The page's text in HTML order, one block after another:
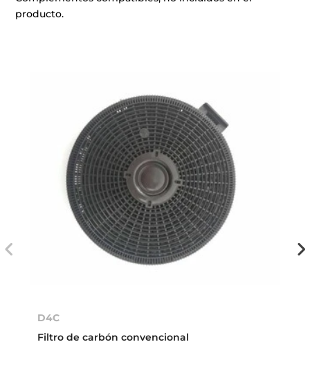
producto.
D4C
Filtro de carbón convencional